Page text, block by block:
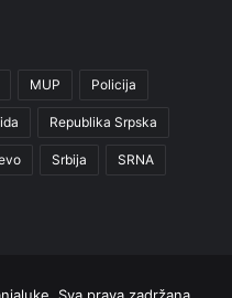
MUP Policija
Republika Srpska
Srbija SRNA